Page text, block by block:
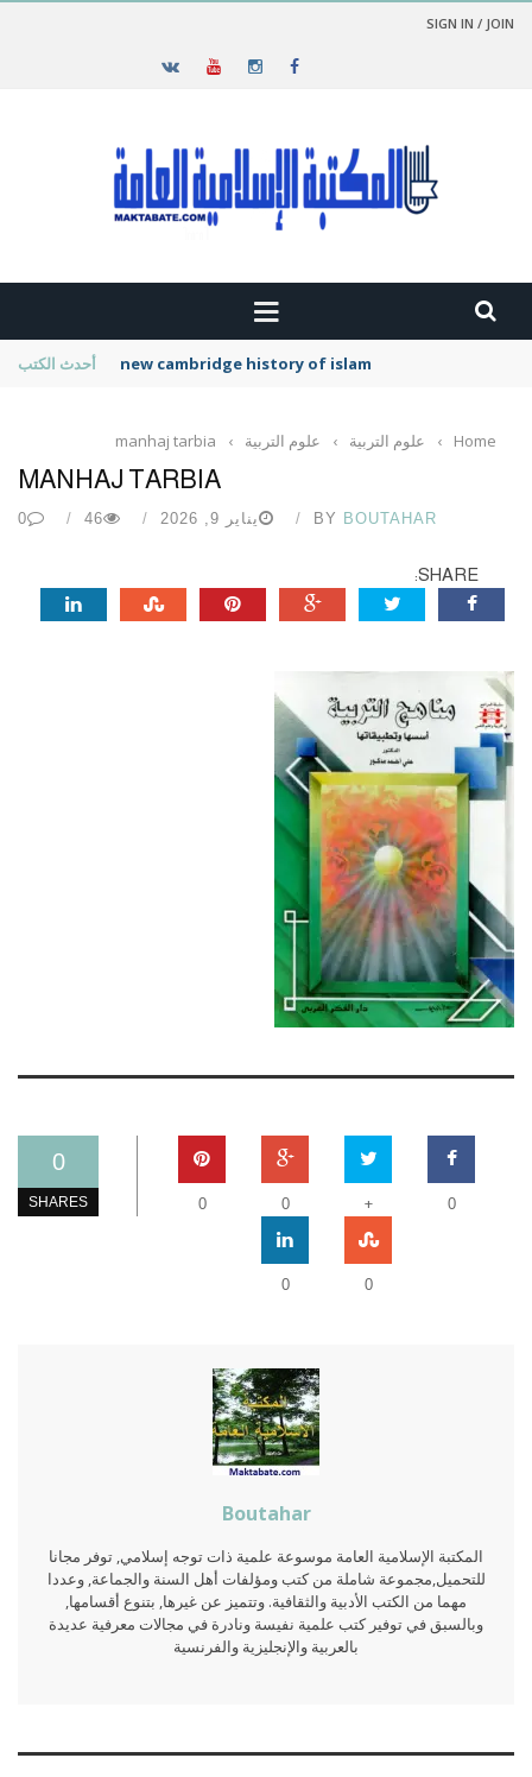
SIGN IN / JOIN
أحدث الكتب new cambridge history of islam
Home
› علوم التربية › علوم التربية ›
manhaj tarbia
MANHAJ TARBIA
BY BOUTAHAR يناير 9, 2026 46
0
SHARE:
0
SHARES 0
+
0
0
0
0
Boutahar
المكتبة الإسلامية العامة موسوعة علمية ذات توجه إسلامي, توفر مجانا
للتحميل,مجموعة شاملة من كتب ومؤلفات أهل السنة والجماعة, وعددا
مهما من الكتب الأدبية والثقافية. وتتميز عن غيرها, بتنوع أقسامها,
وبالسبق في توفير كتب علمية نفيسة ونادرة في مجالات معرفية عديدة
بالعربية والإنجليزية والفرنسية